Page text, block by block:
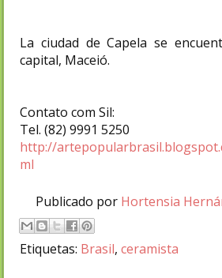
La ciudad de Capela se
capital, Maceió.
Contato com Sil:
Tel. (82) 9991 5250
http://
ml
Publicado por Hortensia
Etiquetas: Brasil, ceramista